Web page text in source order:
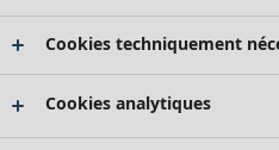
Cookies techniquement
Cookies analytiques